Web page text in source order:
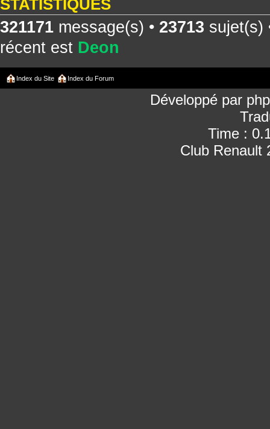
STATISTIQUES
321171 message(s) • 23713 sujet(s)
récent est Deon
Index du Site Index du Forum
Développé par
Time :
Club Renault